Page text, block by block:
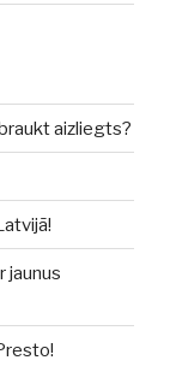
aizliegts?
jaunus